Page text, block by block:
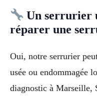
Un serrurier
réparer une
Oui, notre serrurier
usée ou endommagée
diagnostic à Marseille,